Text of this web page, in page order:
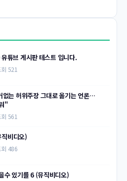
튜브 게시판 테스트 입니다.
521
는 허위주장 그대로 옮기는 언론…
"
561
비디오)
486
수 있기를 6 (뮤직비디오)